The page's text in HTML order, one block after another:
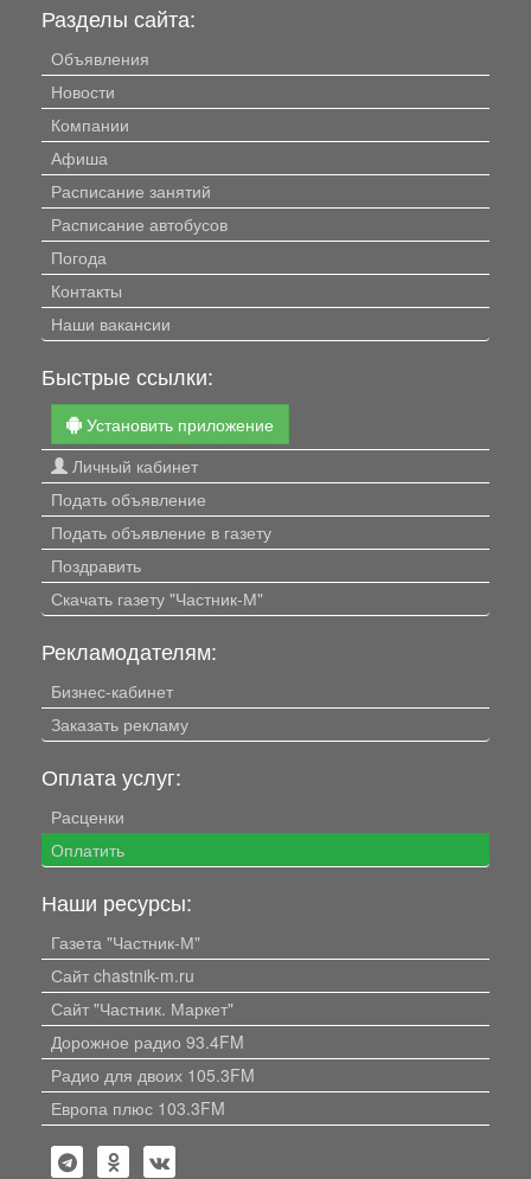
Разделы сайта:
Объявления
Новости
Компании
Афиша
Расписание занятий
Расписание автобусов
Погода
Контакты
Наши вакансии
Быстрые ссылки:
Установить приложение
Личный кабинет
Подать объявление
Подать объявление в газету
Поздравить
Скачать газету "Частник-М"
Рекламодателям:
Бизнес-кабинет
Заказать рекламу
Оплата услуг:
Расценки
Оплатить
Наши ресурсы:
Газета "Частник-М"
Сайт chastnik-m.ru
Сайт "Частник. Маркет"
Дорожное радио 93.4FM
Радио для двоих 105.3FM
Европа плюс 103.3FM